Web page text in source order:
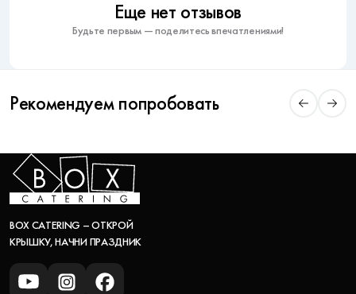
Еще нет отзывов
Будьте первым — поделитесь впечатлениями!
Рекомендуем попробовать
BOX CATERING – ОТКРОЙ
КРЫШКУ, НАЧНИ ПРАЗДНИК